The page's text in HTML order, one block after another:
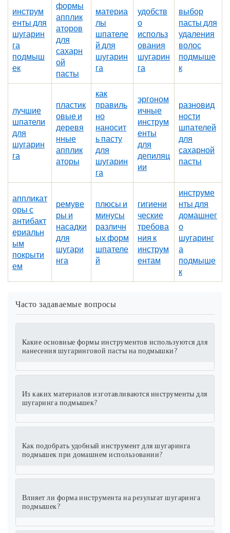
инструм
енты для
шугарин
га
подмыш
ек
формы
апплик
аторов
для
сахарн
ой
пасты
материа
лы
шпателе
й для
шугарин
га
удобств
о
использ
ования
шугарин
га
выбор
пасты для
удаления
волос
подмыше
к
лучшие
шпатели
для
шугарин
га
пластик
овые и
деревя
нные
апплик
аторы
как
правиль
но
наносит
ь пасту
для
шугарин
га
эргоном
ичные
инструм
енты
для
депиляц
ии
разновид
ности
шпателей
для
сахарной
пасты
аппликат
оры с
антибакт
ериальн
ым
покрыти
ем
ремуве
ры и
насадки
для
шугари
нга
плюсы и
минусы
различн
ых форм
шпателе
й
гигиени
ческие
требова
ния к
инструм
ентам
инструме
нты для
домашнег
о
шугаринг
а
подмыше
к
Часто задаваемые вопросы
Какие основные формы инструментов используются для
нанесения шугаринговой пасты на подмышки?
Из каких материалов изготавливаются инструменты для
шугаринга подмышек?
Как подобрать удобный инструмент для шугаринга
подмышек при домашнем использовании?
Влияет ли форма инструмента на результат шугаринга
подмышек?